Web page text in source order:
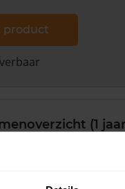
product
(1